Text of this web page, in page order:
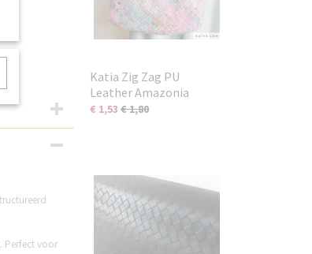
Perfect voor
Katia Zig Zag PU
Leather Amazonia
€ 1,53 € 1,80